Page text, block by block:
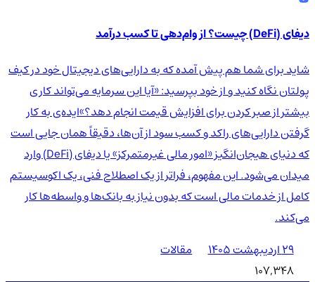
دیفای (DeFi) چیست؟ از وام‌دهی تا کسب درآمد
شاید برای شما هم پیش آمده که به دارایی‌های دیجیتال خود در کیف
پولتان نگاه کنید و از خود بپرسید: «آیا این سرمایه می‌تواند کاری
بیشتر از صبر کردن برای افزایش قیمت انجام دهد؟»ایده‌ی به کار
گرفتن دارایی‌های راکد و کسب سود از آن‌ها، دقیقاً همان جایی است
که دنیای هیجان‌انگیز «امور مالی غیرمتمرکز» یا دیفای (DeFi) وارد
میدان می‌شود. این مفهوم، فراتر از یک اصطلاح فنی، یک اکوسیستم
کامل از خدمات مالی است که بدون نیاز به بانک‌ها و واسطه‌ها کار
می‌کند.
۲۹ اردیبهشت ۱۴۰۵
مقالات
107,348